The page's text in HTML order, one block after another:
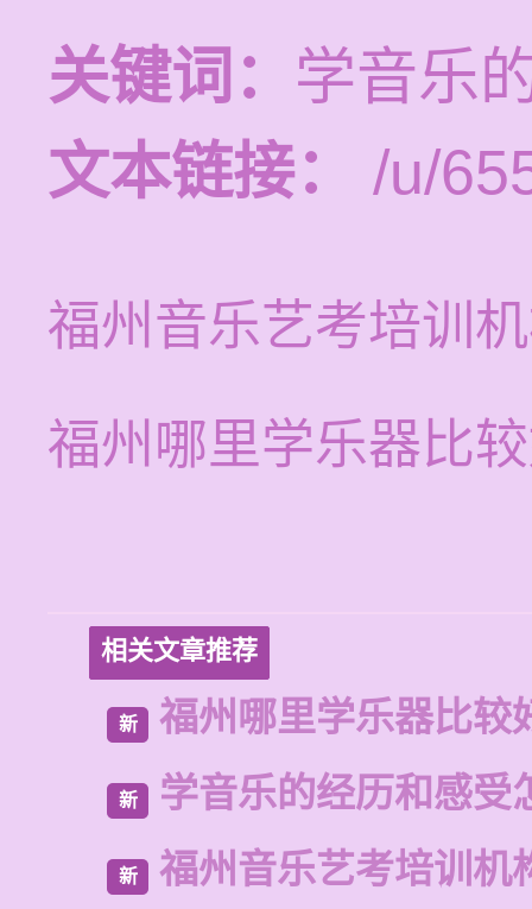
关键词： 学音乐
文本链接：
/u/
福州音乐艺考培训
福州哪里学乐器比
相关文章推荐
新 福州哪里学乐器比较
新 学音乐的经历和感受
新 福州音乐艺考培训机